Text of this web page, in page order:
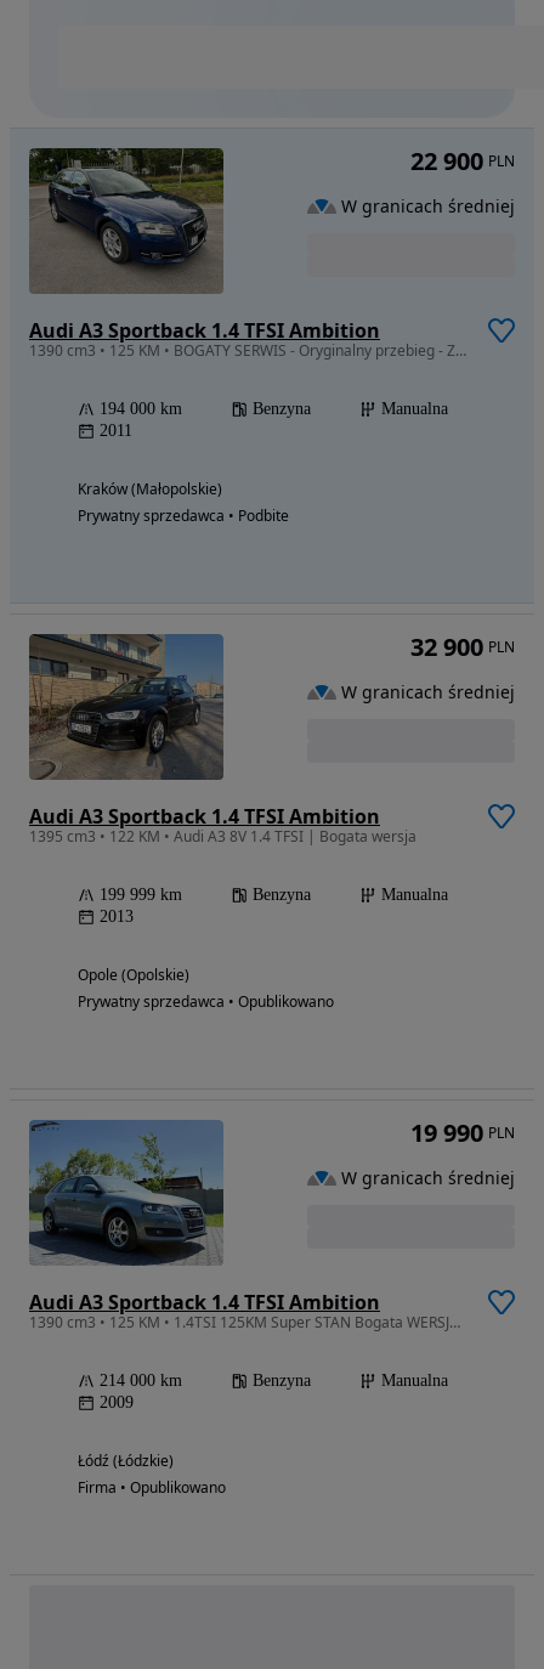
Audi A3 Sportback 1.4 TFSI Ambition
1390 cm3 • 125 KM • BOGATY SERWIS - Oryginalny przebieg - Zadbany środek
194 000 km Benzyna
Manualna
2011
Kraków (Małopolskie)
Prywatny sprzedawca • Podbite
22 900 PLN
W granicach średniej
Audi A3 Sportback 1.4 TFSI Ambition
1395 cm3 • 122 KM • Audi A3 8V 1.4 TFSI | Bogata wersja
199 999 km Benzyna
Manualna
2013
Opole (Opolskie)
Prywatny sprzedawca • Opublikowano
32 900 PLN
W granicach średniej
Audi A3 Sportback 1.4 TFSI Ambition
1390 cm3 • 125 KM • 1.4TSI 125KM Super STAN Bogata WERSJA Serwis ASO 5-drzwi 2 kluczyki
214 000 km Benzyna
Manualna
2009
Łódź (Łódzkie)
Firma • Opublikowano
19 990 PLN
W granicach średniej